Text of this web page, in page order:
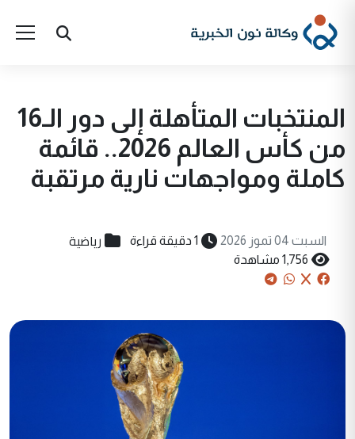
المنتخبات المتأهلة إلى دور الـ16
من كأس العالم 2026.. قائمة
كاملة ومواجهات نارية مرتقبة
السبت 04 تموز 2026 1 دقيقة قراءة رياضية
1,756 مشاهدة